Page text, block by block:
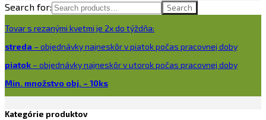
Search for:
Search
Tovar s rezanými kvetmi je 2x do týždňa:
streda – objednávky najneskôr v piatok počas pracovnej doby
piatok – objednávky najneskôr v utorok počas pracovnej doby
Min. množstvo obj. – 10ks
Kategórie produktov